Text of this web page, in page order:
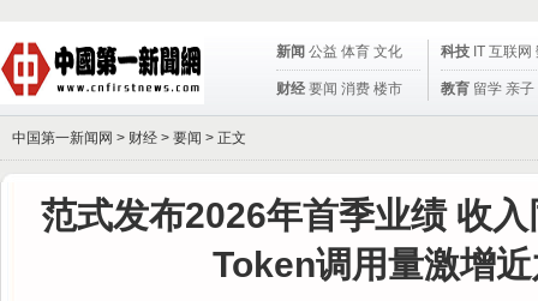
新闻 公益 体育 文化
财经 要闻 消费 楼市
科技 IT 互联网
教育 留学 亲子
中国第一新闻网 > 财经 > 要闻 > 正文
范式发布2026年首季业绩 收
Token调用量激增